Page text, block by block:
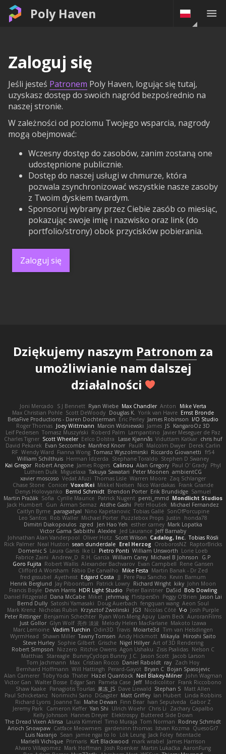
Poly Haven
Zaloguj się
Jeśli jesteś Patronem Poly Haven, logując się tutaj,
uzyskasz dostęp do swoich nagród bezpośrednio na
naszej stronie.
W zależności od poziomu Twojego wsparcia, nagrody
mogą obejmować:
Wczesny dostęp do zasobów, zanim zostaną one
udostępnione publicznie.
Dostęp do naszej usługi w chmurze, która
pozwala zsynchronizować wszystkie nasze zasoby
z Twoim dyskiem twardym.
Sponsoruj wybrany przez Ciebie zasób co miesiąc,
pokazując swoje imię i nazwisko oraz link (do
portfolio/strony) obok przycisków pobierania.
Zaloguj się
Dziękujemy naszym Patronom za
umożliwianie nam dalszej
działalności
Joni Mercado S J Bennett Ryan Wiebe Max Chandler Anton
Mike Verta
Max Christian Pohle Scott DeWoody Douglas K. Yorik van Havre Ernst Bronde
BetaFive Productions - Daren Dochterman Eric Perley James Robinson I/O Studio
Roger Thomas Joey Wittmann Marcin Wiśniewski James JS KangaroOz 3D
Leif Pedersen Tomasz Muszyński Roberd Palm Lampantino Javier Meseguer de Paz
Charles Tigner Scott Wheeler Eelco Dolstra Lasse Kjønnås Viduttam Katkar chris huf
David Pekarek Evan Seccombe Manfred Knorr PaulR Malcolm Dwyer Derek Carlin
RF Wendy Ward Fianna Wong Tomasz Wyszolmirski Riccardo Giovanetti fr54
William Schilthuis Herman Idzerda Stephane Toraldo Stephen D Swaney
Kai Gregor Robert Angone James Rogers Calinou Alan Gregory Paul O' Grady Phyl
Luthien Dulk Miguelaxa Takuya Sawatari Peter Moonen ambientCG
xavier moscoso Vedat Afuzi Thomas Lisle Warren Moore Zaq Schlanger
Chase Stone Conicer VoxelKei Mikkel Nielsen Nico Wardakas Frank Grande
Denys Holovyanko Bernd Schmidt Brendon Porter Erik Brundidge Samuel
Martin Pražák Sofia Cyrille Maurice Patrick Nugent penti_mmd Mondlicht Studios
Jack Humbert Gun Arman Sernaz Atdhe Gashi Petr Hloušek
Michael Fernandez
Caitlyn Byrne paragsatyal Nino Kapetanovic Tobias Gallé SonOfPorcupine
Leo Santos Rob Waller Michael Porter Puzzlebox Props Justin
honda78
Dimitri Diakopoulos zgred Jen Hao Yeh esther carney Mark Lopatka
Victor Gama Sabbithi Alexlee Jed Laurance Jeff Barnaby
Johnathan Alan Vanderpool Oliver Hotz Scott Wilson Cadalog, Inc. Tobias Rösli
Rick Palmer Neal Huston sean dunderdale Erel Herzog OroborosNZ RaptorBricks
Domenic S Laura Ganis Ike Li Pietro Ponti William Unsworth Lorie Loeb
Fabrice Zaini Andrew_D R.H. García William Carey Michael B Johnson
G.P
Goro Fujita Robert Wallis Alexander Bachvarov Evan Campbell Rene Gansen
Clifford A Worsham Fábio De Carvalho Mike Festa Martin Banak - Dr Zed
fred gissubel Ayetheist Edgard Costa JJ Pere Pau Sancho Kevin Barnum
Henrik Berglund Jay Piboontum Patrick Lowry Richard Wright kiky John Moon
Francis Boyle Devin Harris HDR Light Studio Peter Baintner Da5id Bob Dowling
Daniel Fitzgerald Dana McCabe Miket jehrmaig f1rstpers0n Peggy O'Brien Jason Lai
Bernd Dully Satoshi Yamasaki Doug Auerbach fengquan wang Aeon Soul
Mark Krenz Nicholas Rubin Krzysztof Zwolinski JG3 Nicolas Côté V-o Josh Purple
Peter Rittinger Benjamin Schechter Ryan Won-Meng Apuy Liam Beck AuroranFilms
Just Gollor Glyn Wolf 亮作 淡波 Melody Helen MacFarlane Makoto Izawa
Marc Lemoine Vadim Turchin Odin3D Travis Moiarte3d Tim van Helsdingen
WyrmHead
Shawn Miller Tawny Tomsen Andy Hickmott Mikayla
Hiroshi Saito
Steve Hurley Sophie Gilbert Grische Nigel Hillyer Art of 3D Rendering
Robert Simpson
Nizzero Ritchie Owens Agon Ushaku Zisis Psalidas Nelson C
Matthias Stareagle BunnyCyclops Bunny J.C. Jason Scott Jacob Larson
Tom Jachmann
Max Cristian Rocco Daniel Raboldt ray Zach Hoy
Bernhard Hoffmann Will Hattingh Perard-Gayot Bryan C Bojan Spasojevic
Alan Camerer Toby Yoda Thater Hazel Quantock Neil Blakey-Milner John Wagman
Victor Gan Walter Bosse Edgar San Pamela Case Jeff Modicolitor Frank Riccobono
Shaw Kaake Panagiotis Tourlas 果冻_JS Dave Liewald Stephan S Matt Allen
Paul Schicketanz
Norimichi Sano DGagster Matt Griffey Ian Hubert Linda Robbins
Richard Lyons Joanne Tai Mahe Dewan Finn Bear Ivan Sepulveda
Gabor Z
Jeremy Park
Cameron Keffer Yan Shi Ulrich Woehr Chris Li
Zachary Capalbo
Kelly Johnson Hannes Dreyer Elektrospy Buttered Side Down
The Dread Vixen Alinsa Laura Kimmel Timo Muraja Tom Norman Rodney Schmidt
Arioch Snowpaw Catface Meowmers gardeninn thomas Istvan Kozma QuesoGr7
Luis Naranjo Sean jamie ngai to lo Lök Leung Jack Foley fxtentacle
Marielli Vichique Primaris Kirt Blackwood mark wrabel James Harrison
Alvaro Villagomez Mark Hoffman Josh Roenker Martin Lukačka AaronFung